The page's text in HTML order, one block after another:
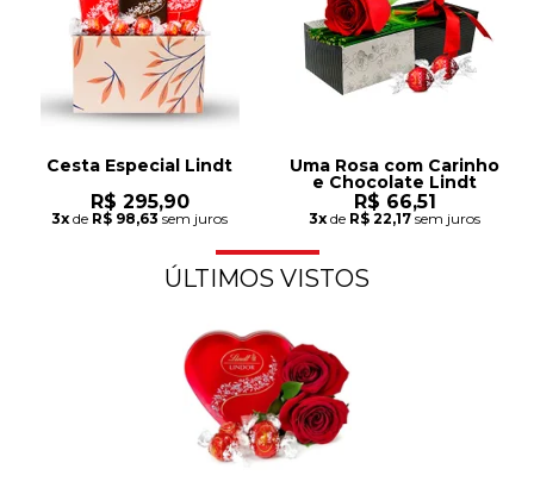
Cesta Especial Lindt
R$ 295,90
3x de R$ 98,63sem juros
Uma Rosa com Carinho
e Chocolate Lindt
R$ 66,51
3x de R$ 22,17sem juros
ÚLTIMOS VISTOS